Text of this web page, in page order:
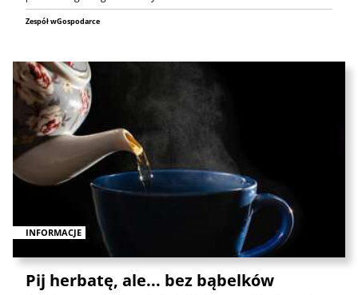
Zespół wGospodarce
INFORMACJE
Pij herbatę, ale... bez bąbelków